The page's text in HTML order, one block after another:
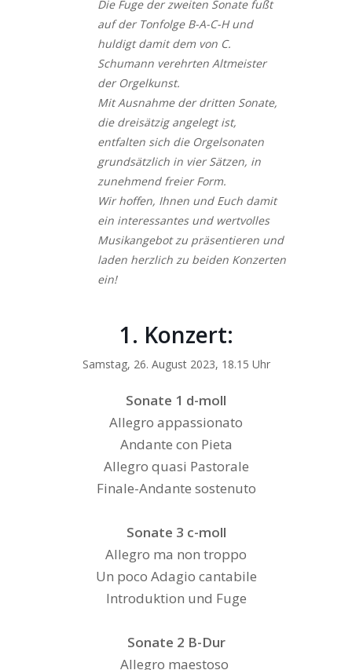
Die Fuge der zweiten Sonate fußt
auf der Tonfolge B-A-C-H und
huldigt damit dem von C.
Schumann verehrten Altmeister
der Orgelkunst.
Mit Ausnahme der dritten Sonate,
die dreisätzig angelegt ist,
entfalten sich die Orgelsonaten
grundsätzlich in vier Sätzen, in
zunehmend freier Form.
Wir hoffen, Ihnen und Euch damit
ein interessantes und wertvolles
Musikangebot zu präsentieren und
laden herzlich zu beiden Konzerten
ein!
1. Konzert:
Samstag, 26. August 2023, 18.15 Uhr
Sonate 1 d-moll
Allegro appassionato
Andante con Pieta
Allegro quasi Pastorale
Finale-Andante sostenuto
Sonate 3 c-moll
Allegro ma non troppo
Un poco Adagio cantabile
Introduktion und Fuge
Sonate 2 B-Dur
Allegro maestoso